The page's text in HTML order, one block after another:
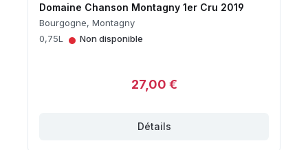
Domaine Chanson Montagny 1er Cru 2019
Bourgogne, Montagny
0,75L
• Non disponible
27,00 €
Détails